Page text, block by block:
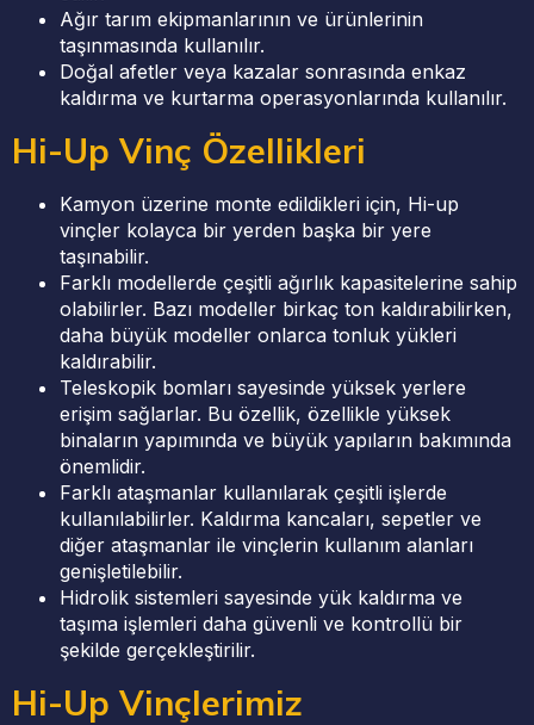
Ağır tarım ekipmanlarının ve ürünlerinin
taşınmasında kullanılır.
Doğal afetler veya kazalar sonrasında enkaz
kaldırma ve kurtarma operasyonlarında kullanılır.
Hi-Up Vinç Özellikleri
Kamyon üzerine monte edildikleri için, Hi-up
vinçler kolayca bir yerden başka bir yere
taşınabilir.
Farklı modellerde çeşitli ağırlık kapasitelerine sahip
olabilirler. Bazı modeller birkaç ton kaldırabilirken,
daha büyük modeller onlarca tonluk yükleri
kaldırabilir.
Teleskopik bomları sayesinde yüksek yerlere
erişim sağlarlar. Bu özellik, özellikle yüksek
binaların yapımında ve büyük yapıların bakımında
önemlidir.
Farklı ataşmanlar kullanılarak çeşitli işlerde
kullanılabilirler. Kaldırma kancaları, sepetler ve
diğer ataşmanlar ile vinçlerin kullanım alanları
genişletilebilir.
Hidrolik sistemleri sayesinde yük kaldırma ve
taşıma işlemleri daha güvenli ve kontrollü bir
şekilde gerçekleştirilir.
Hi-Up Vinçlerimiz